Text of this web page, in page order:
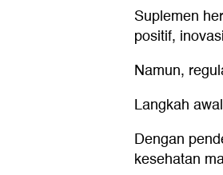
Suplemen
positif,
Namun,
Langkah
Dengan
kesehatan